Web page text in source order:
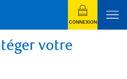
CONNEXION
votre